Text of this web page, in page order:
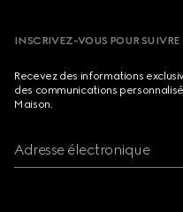
INSCRIVEZ-VOUS POUR
Recevez des informations
des communications
Maison.
Adresse électronique